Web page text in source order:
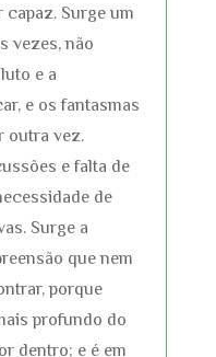
Surge um
vezes, não
e a
e os fantasmas
outra vez.
e falta de
de
Surge a
que nem
porque
profundo do